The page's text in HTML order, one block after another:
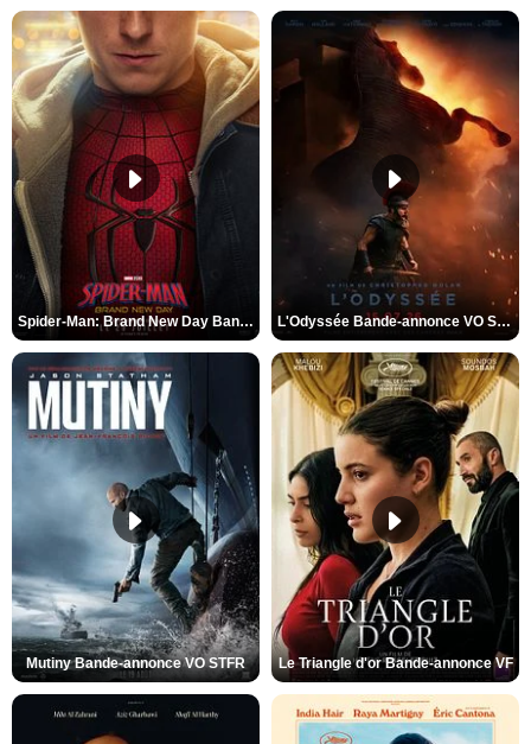
Spider-Man: Brand New Day Bande-annonce VO STFR L'Odyssée Bande-annonce VO STFR
Mutiny Bande-annonce VO STFR Le Triangle d'or Bande-annonce VF